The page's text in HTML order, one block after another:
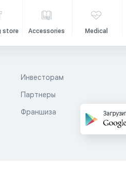
store Accessories Medical
Инвесторам
Партнеры
Франшиза